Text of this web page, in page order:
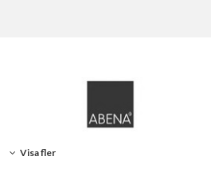
Visa fler